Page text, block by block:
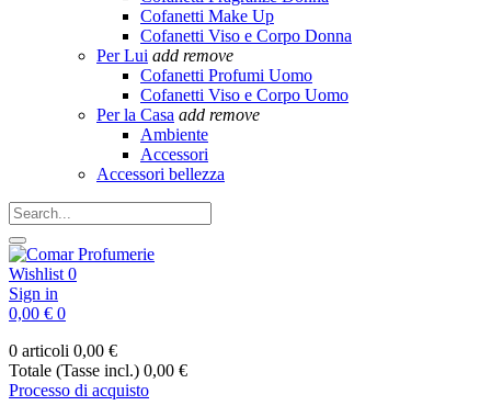
Cofanetti Make Up
Cofanetti Viso e Corpo Donna
Per Lui add remove
Cofanetti Profumi Uomo
Cofanetti Viso e Corpo Uomo
Per la Casa add remove
Ambiente
Accessori
Accessori bellezza
Wishlist 0
Sign in
0,00 € 0
0 articoli 0,00 €
Totale (Tasse incl.) 0,00 €
Processo di acquisto